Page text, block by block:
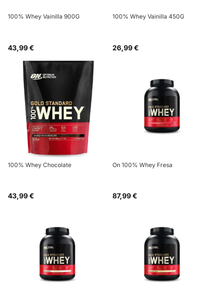
100% Whey Vainilla 900G
43,99 €
100% Whey Vainilla 450G
26,99 €
100% Whey Chocolate
43,99 €
On 100% Whey Fresa
87,99 €